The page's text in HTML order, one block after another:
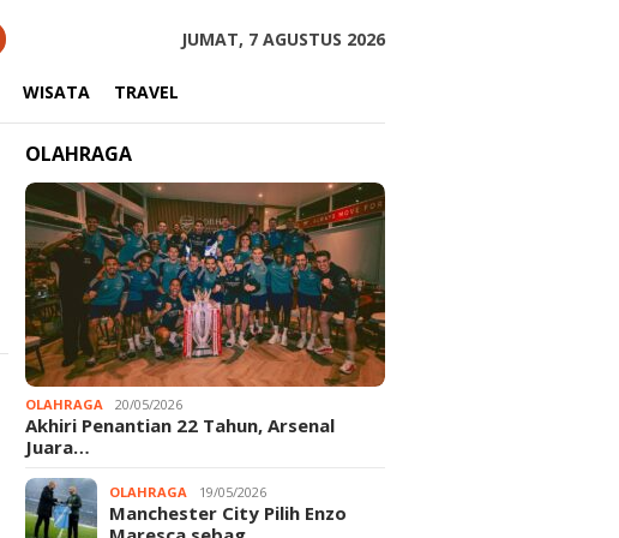
JUMAT, 7 AGUSTUS 2026
WISATA TRAVEL
OLAHRAGA
OLAHRAGA 20/05/2026
Akhiri Penantian 22 Tahun, Arsenal
Juara…
OLAHRAGA 19/05/2026
Manchester City Pilih Enzo